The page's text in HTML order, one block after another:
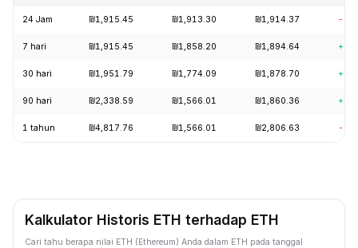
24 Jam ₪1,915.45 ₪1,913.30 ₪1,914.37 -
7 hari ₪1,915.45 ₪1,858.20 ₪1,894.64
30 hari ₪1,951.79 ₪1,774.09 ₪1,878.70
90 hari ₪2,338.59 ₪1,566.01 ₪1,860.36
1 tahun ₪4,817.76 ₪1,566.01 ₪2,806.63 -
Kalkulator Historis ETH terhadap ETH
Cari tahu berapa nilai ETH (Ethereum) Anda dalam ETH pada tanggal